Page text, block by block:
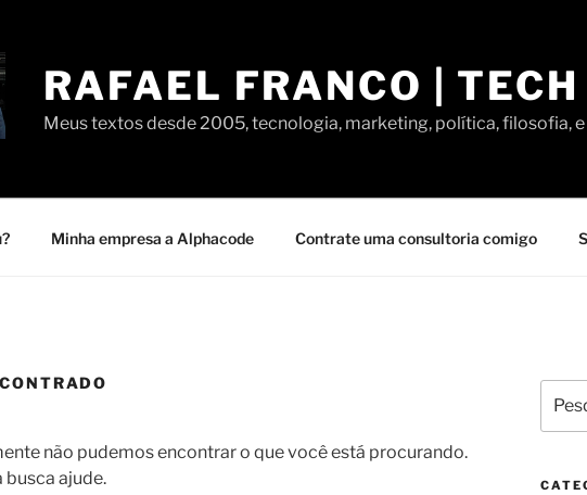
RAFAEL FRANCO | TECH
Meus textos desde 2005, tecnologia, marketing, política, filosofia,
Minha empresa a Alphacode Contrate uma consultoria comigo
não pudemos encontrar o que você está procurando.
busca ajude.
por: